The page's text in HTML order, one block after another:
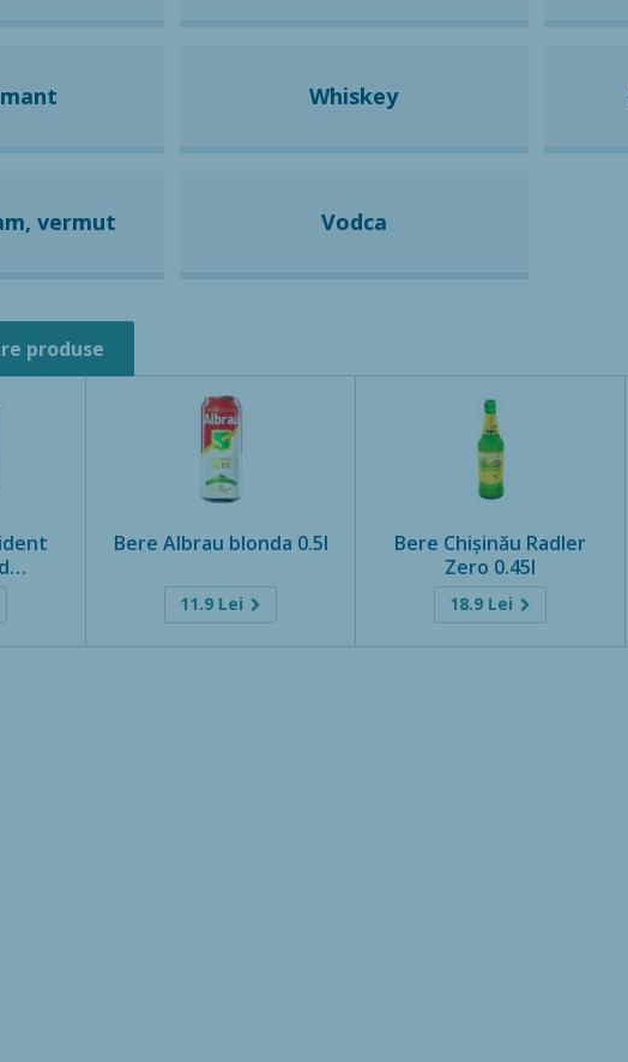
Whiskey
vermut Vodca
produse
Bere Albrau blonda 0.5l
11.9 Lei
Bere Chișinău Radler
Zero 0.45l
18.9 Lei